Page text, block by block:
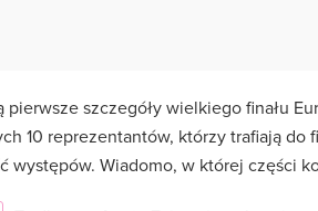
pierwsze szczegóły wielkiego finału
10 reprezentantów, którzy trafiają do
występów. Wiadomo, w której części